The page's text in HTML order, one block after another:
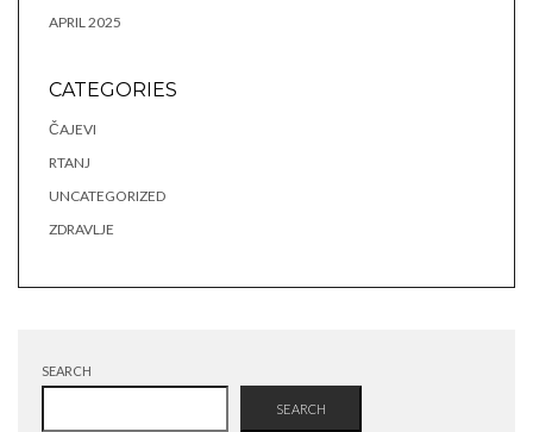
APRIL 2025
CATEGORIES
ČAJEVI
RTANJ
UNCATEGORIZED
ZDRAVLJE
SEARCH
SEARCH